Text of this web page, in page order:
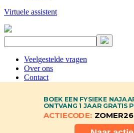
Virtuele assistent
Veelgestelde vragen
Over ons
Contact